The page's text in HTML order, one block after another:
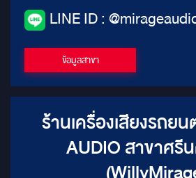
LINE ID :
ข้อมูลสาขา
ร้านเครื่องเสียงรถย
AUDIO สาขาศรีนครินทร์